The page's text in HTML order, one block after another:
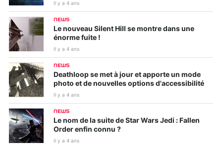
Il y a 4 ans
NEWS
Le nouveau Silent Hill se montre dans une
énorme fuite !
Il y a 4 ans
NEWS
Deathloop se met à jour et apporte un mode
photo et de nouvelles options d'accessibilité
Il y a 4 ans
NEWS
Le nom de la suite de Star Wars Jedi : Fallen
Order enfin connu ?
Il y a 4 ans